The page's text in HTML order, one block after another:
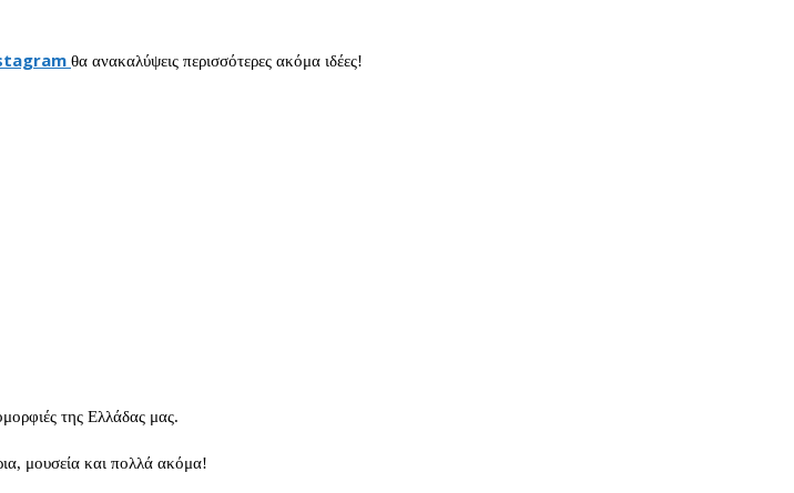
θα ανακαλύψεις περισσότερες ακόμα ιδέες!
της Ελλάδας μας.
μουσεία και πολλά ακόμα!